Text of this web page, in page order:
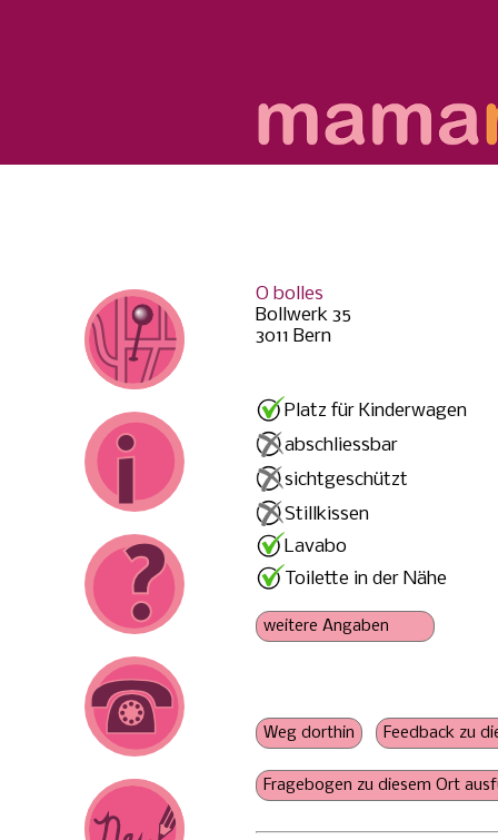
O bolles
Bollwerk 35
3011 Bern
Platz für Kinderwagen
abschliessbar
sichtgeschützt
Stillkissen
Lavabo
Toilette in der Nähe
Schoppenwärmer
geschwisterfreundlich
Konsumation nicht
Keine Angaben zu